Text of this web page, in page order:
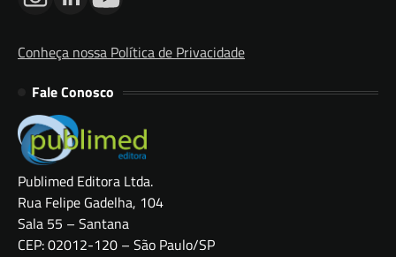
Conheça nossa Política de Privacidade
Fale Conosco
Publimed Editora Ltda.
Rua Felipe Gadelha, 104
Sala 55 – Santana
CEP: 02012-120 – São Paulo/SP